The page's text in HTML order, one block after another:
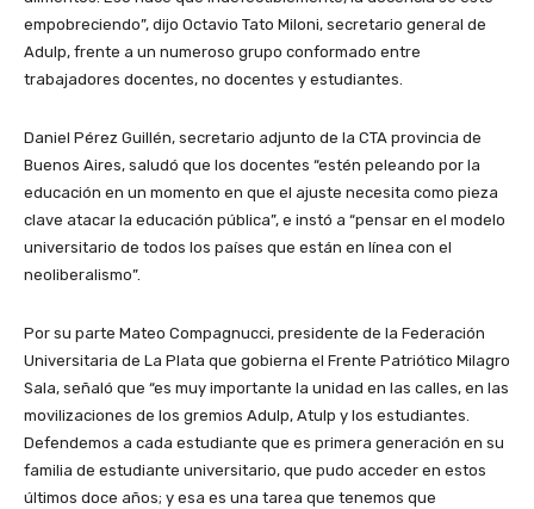
empobreciendo”, dijo Octavio Tato Miloni, secretario general de
Adulp, frente a un numeroso grupo conformado entre
trabajadores docentes, no docentes y estudiantes.
Daniel Pérez Guillén, secretario adjunto de la CTA provincia de
Buenos Aires, saludó que los docentes “estén peleando por la
educación en un momento en que el ajuste necesita como pieza
clave atacar la educación pública”, e instó a “pensar en el modelo
universitario de todos los países que están en línea con el
neoliberalismo”.
Por su parte Mateo Compagnucci, presidente de la Federación
Universitaria de La Plata que gobierna el Frente Patriótico Milagro
Sala, señaló que “es muy importante la unidad en las calles, en las
movilizaciones de los gremios Adulp, Atulp y los estudiantes.
Defendemos a cada estudiante que es primera generación en su
familia de estudiante universitario, que pudo acceder en estos
últimos doce años; y esa es una tarea que tenemos que